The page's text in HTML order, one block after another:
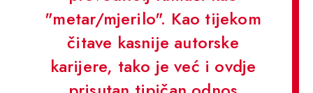
"metar/mjerilo". Kao tijekom
čitave kasnije autorske
karijere, tako je već i ovdje